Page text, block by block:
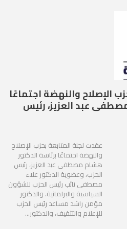
الإصلاح والنهضة اجتماعًا
عبد العزيز، رئيس
عقدت لجنة المتابعة بحزب الإصلاح
والنهضة اجتماعًا برئاسة الدكتور
هشام مصطفى عبد العزيز، رئيس
الحزب، وعضوية الدكتور علاء
مصطفى نائب رئيس الحزب للشؤون
السياسية والبرلمانية، والدكتور
مؤمن راشد مساعد رئيس الحزب
للإعلام والتثقيف، والدكتور…